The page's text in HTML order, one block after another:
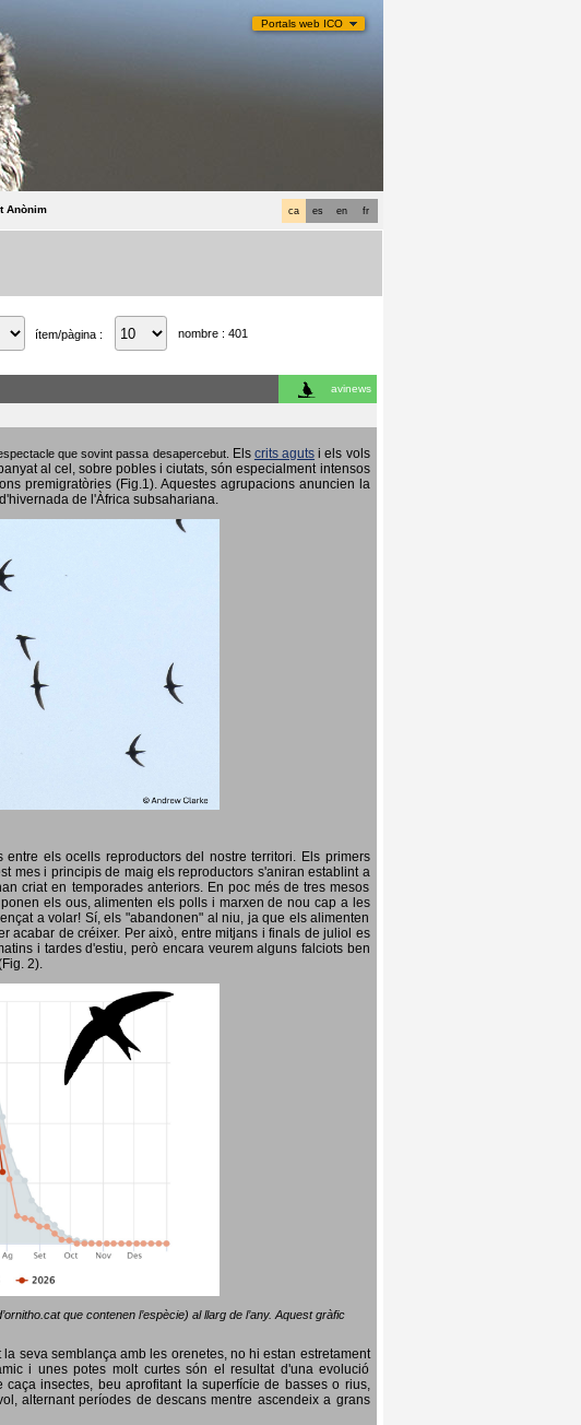
Portals web ICO
fr
en
es
ca
Anònim
ítem/pàgina : nombre : 401
avinews
que sovint passa desapercebut. Els crits aguts i els vols
al cel, sobre pobles i ciutats, són especialment intensos
premigratòries (Fig.1). Aquestes agrupacions anuncien la
de l'Àfrica subsahariana.
els ocells reproductors del nostre territori. Els primers
mes i principis de maig els reproductors s'aniran establint a
criat en temporades anteriors. En poc més de tres mesos
els ous, alimenten els polls i marxen de nou cap a les
a volar! Sí, els "abandonen" al niu, ja que els alimenten
acabar de créixer. Per això, entre mitjans i finals de juliol es
i tardes d'estiu, però encara veurem alguns falciots ben
2).
que contenen l’espècie) al llarg de l’any. Aquest gràfic
seva semblança amb les orenetes, no hi estan estretament
i unes potes molt curtes són el resultat d'una evolució
insectes, beu aprofitant la superfície de basses o rius,
alternant períodes de descans mentre ascendeix a grans